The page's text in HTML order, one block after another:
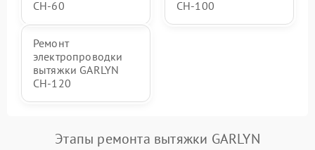
CH-60
CH-100
Ремонт
электропроводки
вытяжки GARLYN
CH-120
Этапы ремонта вытяжки GARLYN